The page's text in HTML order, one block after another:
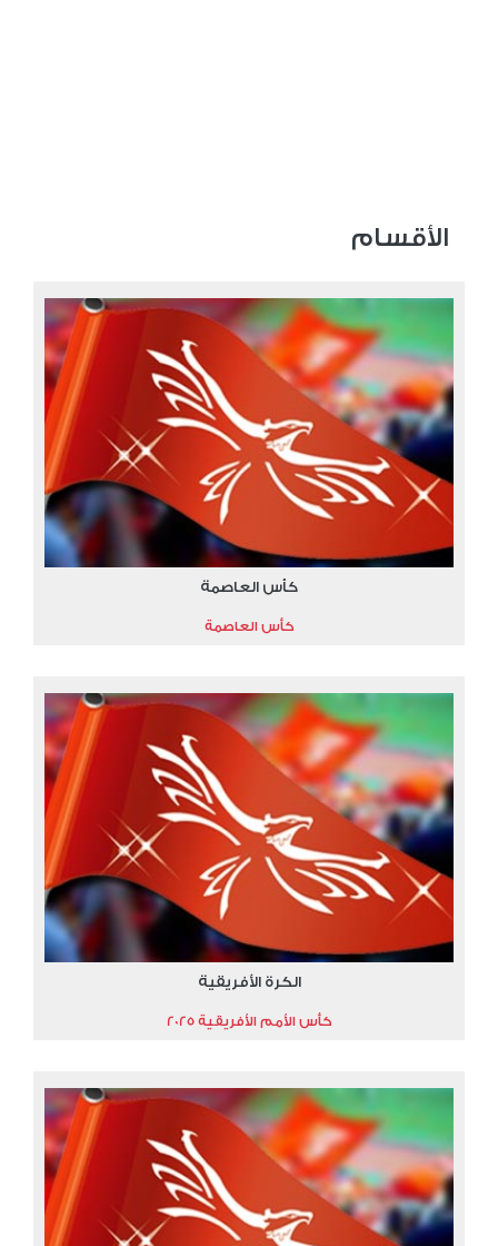
الأقسام
كأس العاصمة
كأس العاصمة
الكرة الأفريقية
كأس الأمم الأفريقية 2025